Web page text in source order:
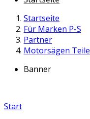
Startseite
Für Marken P-S
Partner
Motorsägen Teile
Banner
Start